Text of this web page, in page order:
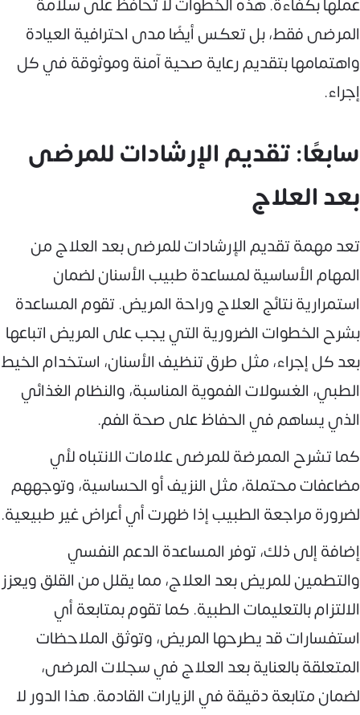
عملها بكفاءة. هذه الخطوات لا تحافظ على سلامة
المرضى فقط، بل تعكس أيضًا مدى احترافية العيادة
واهتمامها بتقديم رعاية صحية آمنة وموثوقة في كل
إجراء.
سابعًا: تقديم الإرشادات للمرضى
بعد العلاج
تعد مهمة تقديم الإرشادات للمرضى بعد العلاج من
المهام الأساسية لمساعدة طبيب الأسنان لضمان
استمرارية نتائج العلاج وراحة المريض. تقوم المساعدة
بشرح الخطوات الضرورية التي يجب على المريض اتباعها
بعد كل إجراء، مثل طرق تنظيف الأسنان، استخدام الخيط
الطبي، الغسولات الفموية المناسبة، والنظام الغذائي
الذي يساهم في الحفاظ على صحة الفم.
كما تشرح الممرضة للمرضى علامات الانتباه لأي
مضاعفات محتملة، مثل النزيف أو الحساسية، وتوجههم
لضرورة مراجعة الطبيب إذا ظهرت أي أعراض غير طبيعية.
إضافة إلى ذلك، توفر المساعدة الدعم النفسي
والتطمين للمريض بعد العلاج، مما يقلل من القلق ويعزز
الالتزام بالتعليمات الطبية. كما تقوم بمتابعة أي
استفسارات قد يطرحها المريض، وتوثق الملاحظات
المتعلقة بالعناية بعد العلاج في سجلات المرضى،
لضمان متابعة دقيقة في الزيارات القادمة. هذا الدور لا